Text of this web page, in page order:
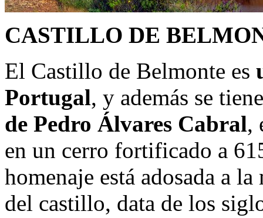
CASTILLO DE
El Castillo de Belmonte es
Portugal, y además se
de Pedro Álvares Cabral,
en un cerro fortificado a
homenaje está adosada a
del castillo, data de los